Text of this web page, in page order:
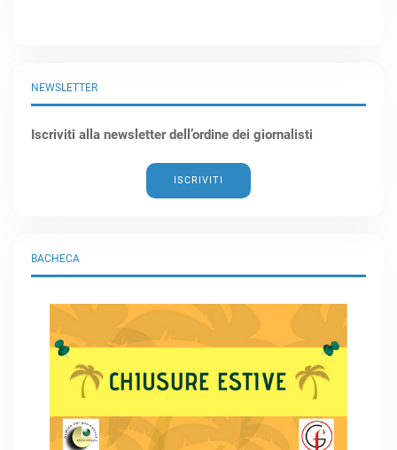
BACHECA
NEWSLETTER
Iscriviti alla newsletter dell’ordine dei giornalisti
ISCRIVITI